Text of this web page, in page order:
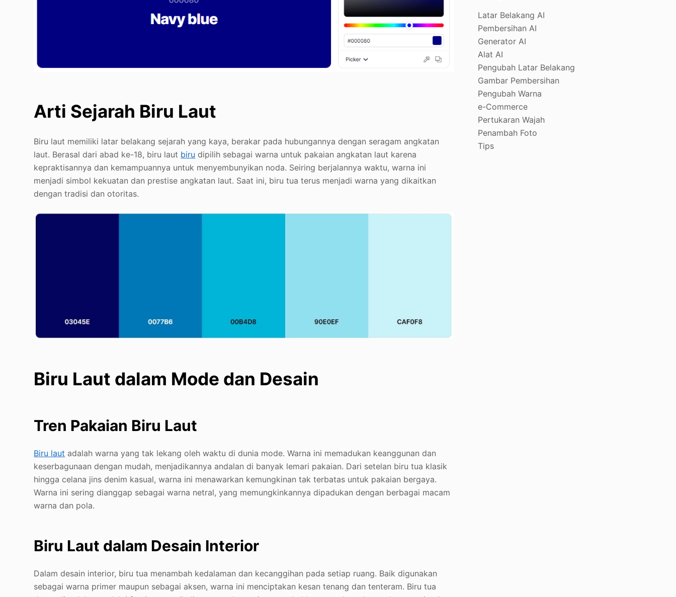
Arti Sejarah Biru Laut
Biru laut memiliki latar belakang sejarah yang kaya, berakar pada hubungannya dengan seragam angkatan
laut. Berasal dari abad ke-18, biru laut biru dipilih sebagai warna untuk pakaian angkatan laut karena
kepraktisannya dan kemampuannya untuk menyembunyikan noda. Seiring berjalannya waktu, warna ini
menjadi simbol kekuatan dan prestise angkatan laut. Saat ini, biru tua terus menjadi warna yang dikaitkan
dengan tradisi dan otoritas.
Biru Laut dalam Mode dan Desain
Tren Pakaian Biru Laut
Biru laut adalah warna yang tak lekang oleh waktu di dunia mode. Warna ini memadukan keanggunan dan
keserbagunaan dengan mudah, menjadikannya andalan di banyak lemari pakaian. Dari setelan biru tua klasik
hingga celana jins denim kasual, warna ini menawarkan kemungkinan tak terbatas untuk pakaian bergaya.
Warna ini sering dianggap sebagai warna netral, yang memungkinkannya dipadukan dengan berbagai macam
warna dan pola.
Biru Laut dalam Desain Interior
Dalam desain interior, biru tua menambah kedalaman dan kecanggihan pada setiap ruang. Baik digunakan
sebagai warna primer maupun sebagai aksen, warna ini menciptakan kesan tenang dan tenteram. Biru tua
Latar Belakang AI
Pembersihan AI
Generator AI
Alat AI
Pengubah Latar Belakang
Gambar Pembersihan
Pengubah Warna
e-Commerce
Pertukaran Wajah
Penambah Foto
Tips